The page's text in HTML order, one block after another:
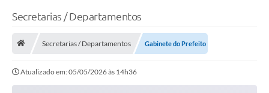
Secretarias / Departamentos
Secretarias / Departamentos Gabinete do Prefeito
Atualizado em: 05/05/2026 às 14h36